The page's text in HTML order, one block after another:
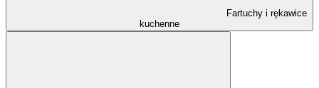
Fartuchy i rękawice
kuchenne